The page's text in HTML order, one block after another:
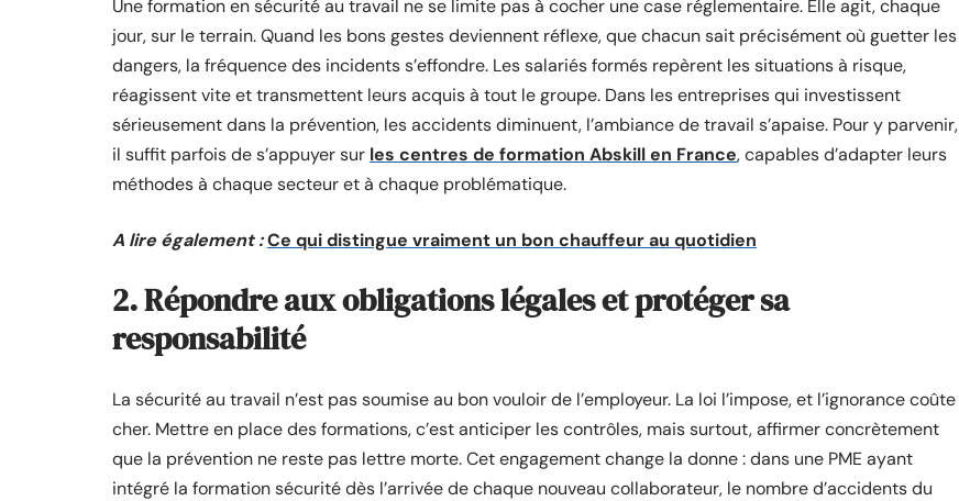
Une formation en sécurité au travail ne se limite pas à cocher une case réglementaire. Elle agit, chaque
jour, sur le terrain. Quand les bons gestes deviennent réflexe, que chacun sait précisément où guetter les
dangers, la fréquence des incidents s’effondre. Les salariés formés repèrent les situations à risque,
réagissent vite et transmettent leurs acquis à tout le groupe. Dans les entreprises qui investissent
sérieusement dans la prévention, les accidents diminuent, l’ambiance de travail s’apaise. Pour y parvenir,
il suffit parfois de s’appuyer sur les centres de formation Abskill en France, capables d’adapter leurs
méthodes à chaque secteur et à chaque problématique.
A lire également :Ce qui distingue vraiment un bon chauffeur au quotidien
2. Répondre aux obligations légales et protéger sa
responsabilité
La sécurité au travail n’est pas soumise au bon vouloir de l’employeur. La loi l’impose, et l’ignorance coûte
cher. Mettre en place des formations, c’est anticiper les contrôles, mais surtout, affirmer concrètement
que la prévention ne reste pas lettre morte. Cet engagement change la donne : dans une PME ayant
intégré la formation sécurité dès l’arrivée de chaque nouveau collaborateur, le nombre d’accidents du